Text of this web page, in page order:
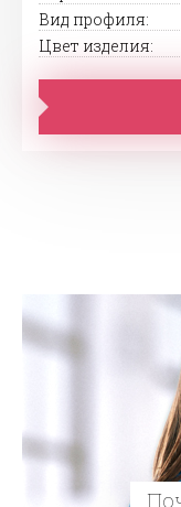
Вид профиля:
Цвет изделия: